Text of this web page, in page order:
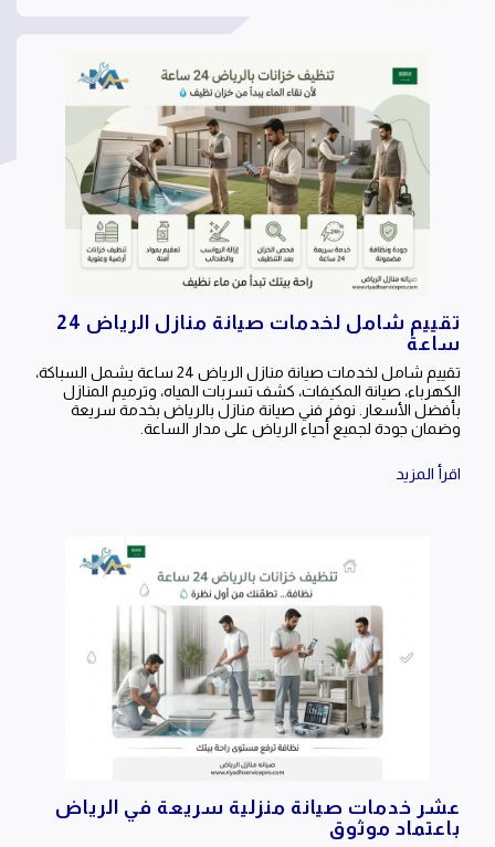
تقييم شامل لخدمات صيانة منازل الرياض 24
ساعة
تقييم شامل لخدمات صيانة منازل الرياض 24 ساعة يشمل السباكة،
الكهرباء، صيانة المكيفات، كشف تسربات المياه، وترميم المنازل
بأفضل الأسعار. نوفر فني صيانة منازل بالرياض بخدمة سريعة
وضمان جودة لجميع أحياء الرياض على مدار الساعة.
اقرأ المزيد
عشر خدمات صيانة منزلية سريعة في الرياض
باعتماد موثوق